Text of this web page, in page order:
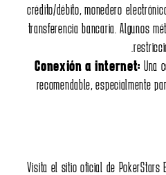
crédito/débito, monedero
transferencia bancaria.
Conexión a
recomendable,
Visita el sitio oficial de